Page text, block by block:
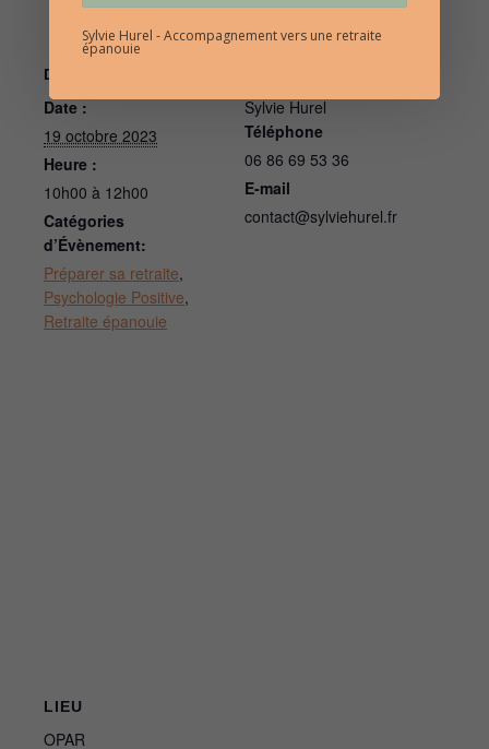
DÉTAILS
Date :
19 octobre 2023
Heure :
10h00 à 12h00
Catégories
d’Évènement:
Préparer sa retraite,
Psychologie Positive,
Retraite épanouie
Sylvie Hurel
Téléphone
06 86 69 53 36
E-mail
contact@sylviehurel.fr
LIEU
OPAR
Sylvie Hurel - Accompagnement vers une retraite
épanouie